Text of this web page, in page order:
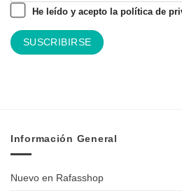
He leído y acepto la política de
Información General
Nuevo en Rafasshop